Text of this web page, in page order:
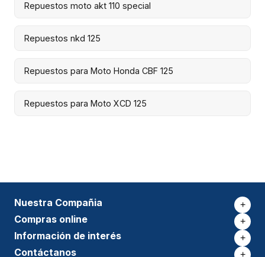
Repuestos moto akt 110 special
Repuestos nkd 125
Repuestos para Moto Honda CBF 125
Repuestos para Moto XCD 125
Nuestra Compañia +
Compras online +
Información de interés +
Contáctanos +